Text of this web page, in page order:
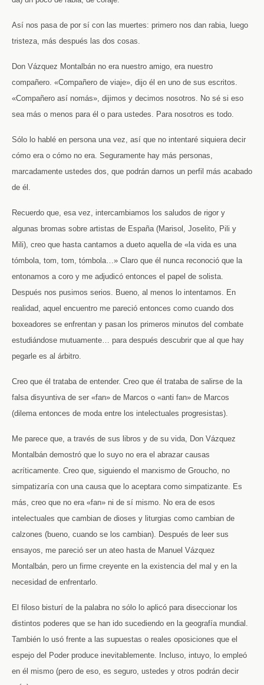
Así nos pasa de por sí con las muertes: primero nos dan rabia, luego
tristeza, más después las dos cosas.
Don Vázquez Montalbán no era nuestro amigo, era nuestro
compañero. «Compañero de viaje», dijo él en uno de sus escritos.
«Compañero así nomás», dijimos y decimos nosotros. No sé si eso
sea más o menos para él o para ustedes. Para nosotros es todo.
Sólo lo hablé en persona una vez, así que no intentaré siquiera decir
cómo era o cómo no era. Seguramente hay más personas,
marcadamente ustedes dos, que podrán darnos un perfil más acabado
de él.
Recuerdo que, esa vez, intercambiamos los saludos de rigor y
algunas bromas sobre artistas de España (Marisol, Joselito, Pili y
Mili), creo que hasta cantamos a dueto aquella de «la vida es una
tómbola, tom, tom, tómbola…» Claro que él nunca reconoció que la
entonamos a coro y me adjudicó entonces el papel de solista.
Después nos pusimos serios. Bueno, al menos lo intentamos. En
realidad, aquel encuentro me pareció entonces como cuando dos
boxeadores se enfrentan y pasan los primeros minutos del combate
estudiándose mutuamente… para después descubrir que al que hay
pegarle es al árbitro.
Creo que él trataba de entender. Creo que él trataba de salirse de la
falsa disyuntiva de ser «fan» de Marcos o «anti fan» de Marcos
(dilema entonces de moda entre los intelectuales progresistas).
Me parece que, a través de sus libros y de su vida, Don Vázquez
Montalbán demostró que lo suyo no era el abrazar causas
acríticamente. Creo que, siguiendo el marxismo de Groucho, no
simpatizaría con una causa que lo aceptara como simpatizante. Es
más, creo que no era «fan» ni de sí mismo. No era de esos
intelectuales que cambian de dioses y liturgias como cambian de
calzones (bueno, cuando se los cambian). Después de leer sus
ensayos, me pareció ser un ateo hasta de Manuel Vázquez
Montalbán, pero un firme creyente en la existencia del mal y en la
necesidad de enfrentarlo.
El filoso bisturí de la palabra no sólo lo aplicó para diseccionar los
distintos poderes que se han ido sucediendo en la geografía mundial.
También lo usó frente a las supuestas o reales oposiciones que el
espejo del Poder produce inevitablemente. Incluso, intuyo, lo empleó
en él mismo (pero de eso, es seguro, ustedes y otros podrán decir